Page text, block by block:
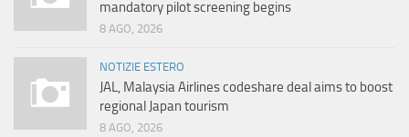
mandatory pilot screening begins
8 AGO, 2026
NOTIZIE ESTERO
JAL, Malaysia Airlines codeshare deal aims to boost
regional Japan tourism
8 AGO, 2026